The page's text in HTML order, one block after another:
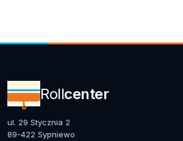
Rollcenter
ul. 29 Stycznia 2
89-422 Sypniewo